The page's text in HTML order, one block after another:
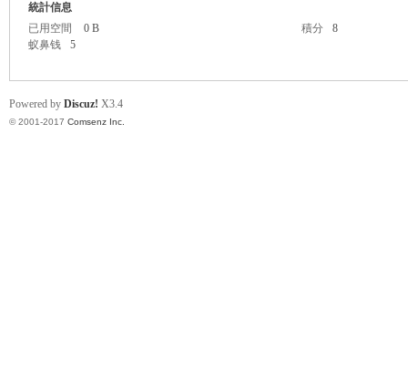
統計信息
已用空間
0 B 積分
8
蚁鼻钱
5
Powered by Discuz! X3.4
© 2001-2017 Comsenz Inc.